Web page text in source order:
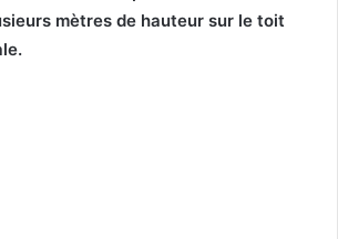
mètres de hauteur sur le toit